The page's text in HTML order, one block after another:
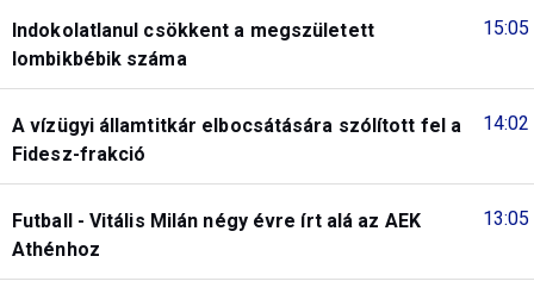
15:05
Indokolatlanul csökkent a megszületett
lombikbébik száma
14:02
A vízügyi államtitkár elbocsátására szólított fel a
Fidesz-frakció
13:05
Futball - Vitális Milán négy évre írt alá az AEK
Athénhoz